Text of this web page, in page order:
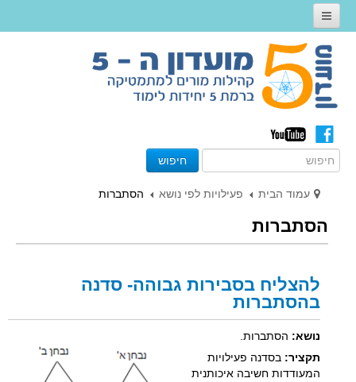
חיפוש
דף הבית
אודות
קהילות מורים 5 יח״ל
קהילות מועדון ה 5 - תשע"ז
קהילות מועדון ה 5 - תשע"ו
פעילויות לפי נושא
פעילויות לפי סוג
שילוב טכנולוגיה
פעילות לכיתה
קישורים שימושיים
כנסים
עמוד הבית פעילויות לפי נושא הסתברות
הסתברות
להצליח בסבירות גבוהה- סדנה
בהסתברות
נושא: הסתברות.
תקציר: בסדנה פעילויות
המעודדות חשיבה איכותנית